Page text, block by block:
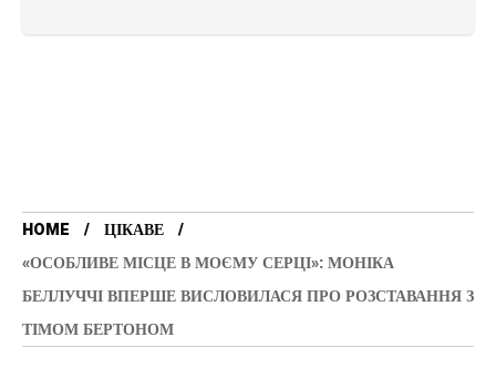
HOME
ЦІКАВЕ
«ОСОБЛИВЕ МІСЦЕ В МОЄМУ СЕРЦІ»: МОНІКА
БЕЛЛУЧЧІ ВПЕРШЕ ВИСЛОВИЛАСЯ ПРО РОЗСТАВАННЯ З
ТІМОМ БЕРТОНОМ